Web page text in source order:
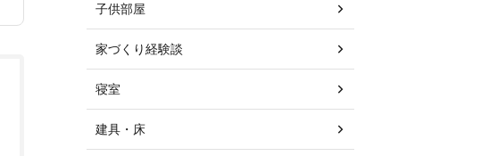
子供部屋
家づくり経験談
寝室
建具・床